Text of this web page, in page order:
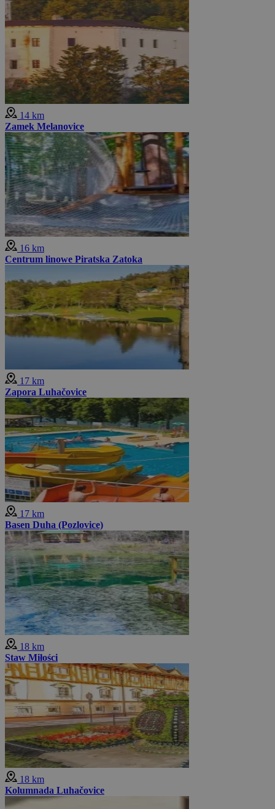
14 km
Zamek Melanovice
16 km
Centrum linowe Piratska Zatoka
17 km
Zapora Luhačovice
17 km
Basen Duha (Pozlovice)
18 km
Staw Miłości
18 km
Kolumnada Luhačovice